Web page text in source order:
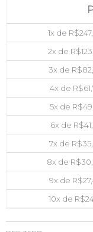
1x de R$
2x de R$
3x de R$
4x de R$
5x de R$
6x de R$
7x de R$
8x de R$
9x de R$
10x de R$